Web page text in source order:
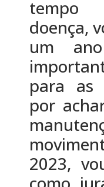
tempo
doença,
um
para as
por
2023,